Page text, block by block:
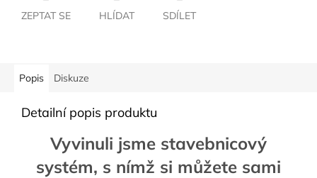
ZEPTAT SE HLÍDAT SDÍLET
Popis Diskuze
Detailní popis produktu
Vyvinuli jsme stavebnicový
systém, s nímž si můžete sami